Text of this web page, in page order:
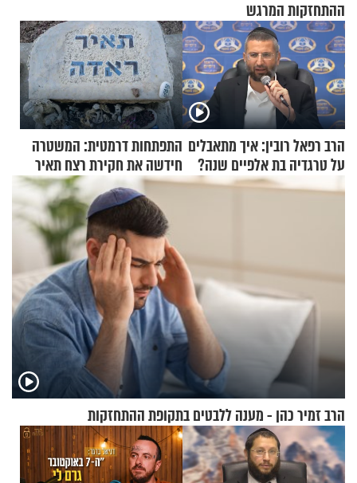
ההתחזקות המרגש
הרב רפאל רובין: איך מתאבלים
על טרגדיה בת אלפיים שנה?
התפתחות דרמטית: המשטרה
חידשה את חקירת רצח תאיר
ראדה
הרב זמיר כהן - מענה ללבטים בתקופת ההתחזקות